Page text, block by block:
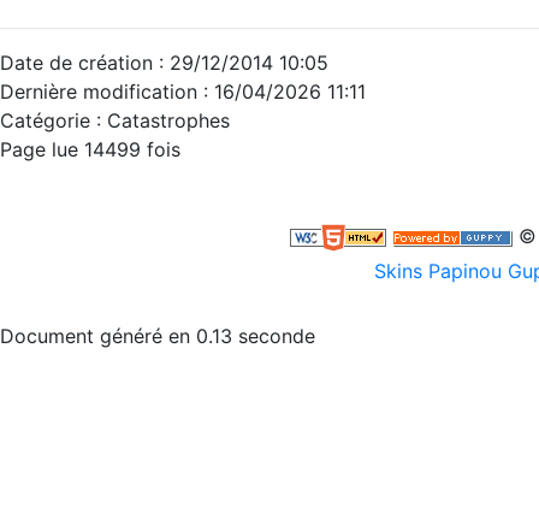
Date de création : 29/12/2014 10:05
Dernière modification : 16/04/2026 11:11
Catégorie : Catastrophes
Page lue 14499 fois
©
Skins Papinou
Document généré en 0.13 seconde